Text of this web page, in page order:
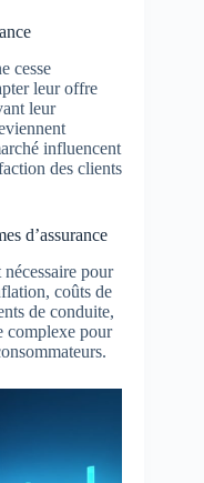
cesse
leur offre
leur
influencent
des clients
d’assurance
pour
coûts de
de conduite,
complexe pour